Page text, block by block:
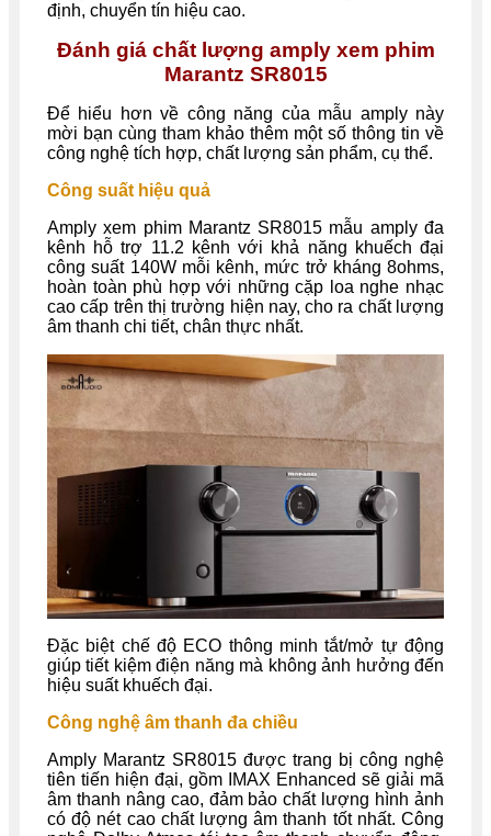
định, chuyển tín hiệu cao.
Đánh giá chất lượng amply xem phim
Marantz SR8015
Để hiểu hơn về công năng của mẫu amply này
mời bạn cùng tham khảo thêm một số thông tin về
công nghệ tích hợp, chất lượng sản phẩm, cụ thể.
Công suất hiệu quả
Amply xem phim Marantz SR8015 mẫu amply đa
kênh hỗ trợ 11.2 kênh với khả năng khuếch đại
công suất 140W mỗi kênh, mức trở kháng 8ohms,
hoàn toàn phù hợp với những cặp loa nghe nhạc
cao cấp trên thị trường hiện nay, cho ra chất lượng
âm thanh chi tiết, chân thực nhất.
Đặc biệt chế độ ECO thông minh tắt/mở tự động
giúp tiết kiệm điện năng mà không ảnh hưởng đến
hiệu suất khuếch đại.
Công nghệ âm thanh đa chiều
Amply Marantz SR8015 được trang bị công nghệ
tiên tiến hiện đại, gồm IMAX Enhanced sẽ giải mã
âm thanh nâng cao, đảm bảo chất lượng hình ảnh
có độ nét cao chất lượng âm thanh tốt nhất. Công